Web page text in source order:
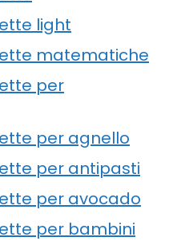
light
matematiche
per
per agnello
per antipasti
per avocado
per bambini